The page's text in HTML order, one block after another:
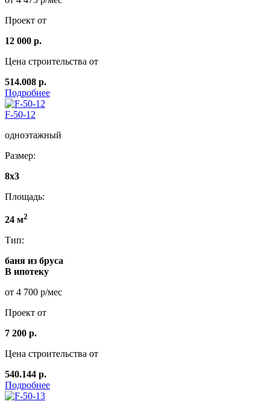
Проект от
12 000 р.
Цена строительства от
514.008 р.
Подробнее
F-50-12
одноэтажный
Размер:
8x3
Площадь:
24 м2
Тип:
баня из бруса
В ипотеку
от 4 700 р/мес
Проект от
7 200 р.
Цена строительства от
540.144 р.
Подробнее